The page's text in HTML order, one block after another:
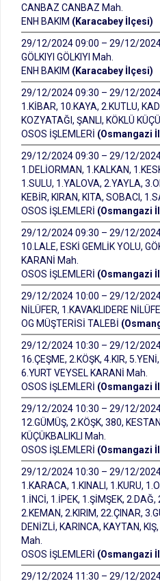
CANBAZ CANBAZ Mah.
ENH BAKIM (Karacabey İlçesi)
29/12/2024 09:00 – 29/12/
GÖLKIYI GÖLKIYI Mah.
ENH BAKIM (Karacabey İlçesi)
29/12/2024 09:30 – 29/12/
1.KİBAR, 10.KAYA, 2.KUTLU,
KOZYATAĞI, ŞANLI, KÖKLÜ
OSOS İŞLEMLERİ (Osmangazi
29/12/2024 09:30 – 29/12/
1.DELİORMAN, 1.KALKAN,
1.SULU, 1.YALOVA, 2.YAYLA,
KEBİR, KIRAN, KITA, SOBACI,
OSOS İŞLEMLERİ (Osmangazi
29/12/2024 09:30 – 29/12/
10.LALE, ESKİ GEMLİK YOLU,
KARANİ Mah.
OSOS İŞLEMLERİ (Osmangazi
29/12/2024 10:00 – 29/12/
NİLÜFER, 1.KAVAKLIDERE
OG MÜŞTERİSİ TALEBİ
29/12/2024 10:30 – 29/12/
16.ÇEŞME, 2.KÖŞK, 4.KIR,
6.YURT VEYSEL KARANİ Mah.
OSOS İŞLEMLERİ (Osmangazi
29/12/2024 10:30 – 29/12/
12.GÜMÜŞ, 2.KÖŞK, 380,
KÜÇÜKBALIKLI Mah.
OSOS İŞLEMLERİ (Osmangazi
29/12/2024 10:30 – 29/12/
1.KARACA, 1.KINALI, 1.KURU,
1.İNCİ, 1.İPEK, 1.ŞİMŞEK,
2.KEMAN, 2.KIRIM, 22.ÇINAR,
DENİZLİ, KARINCA, KAYTAN,
Mah.
OSOS İŞLEMLERİ (Osmangazi
29/12/2024 11:30 – 29/12/